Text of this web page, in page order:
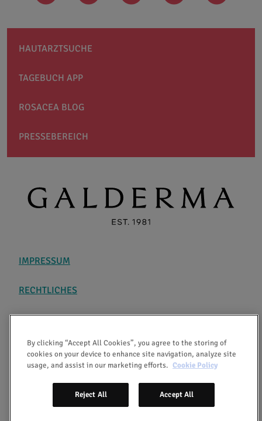
HAUTARZTSUCHE
TAGEBUCH APP
ROSACEA BLOG
PRESSEBEREICH
IMPRESSUM
RECHTLICHES
ÜBER AKTIV GEGEN ROSACEA
By clicking “Accept All Cookies”, you agree to the storing of
cookies on your device to enhance site navigation, analyze site
usage, and assist in our marketing efforts. Cookie Policy
Reject All Accept All